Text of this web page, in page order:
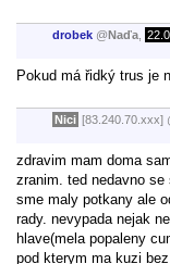
drobek @Naďa
Pokud má řidký trus je
Nici [83.240.70.xxx]
zdravim mam doma
zranim. ted nedavno
sme maly potkany ale
rady. nevypada nejak
hlave(mela popaleny
pod kterym ma kuzi